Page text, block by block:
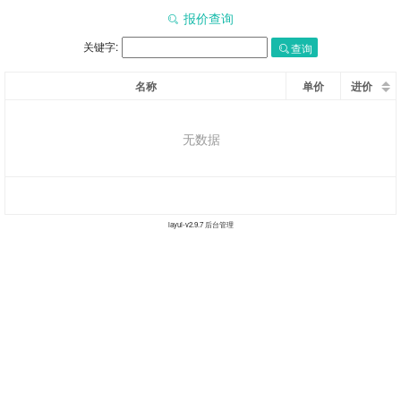
报价查询
关键字: 查询
名称 单价 进价
无数据
layui-v2.9.7 后台管理